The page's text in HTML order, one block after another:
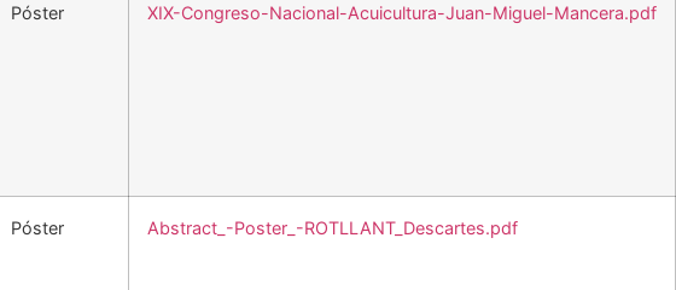
Póster XIX-Congreso-Nacional-Acuicultura-Juan-Miguel-Mancera.pdf
Póster Abstract_-Poster_-ROTLLANT_Descartes.pdf